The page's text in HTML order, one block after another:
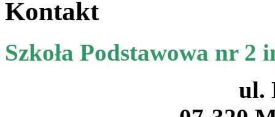
Kontakt
Szkoła Podstawowa nr
ul.